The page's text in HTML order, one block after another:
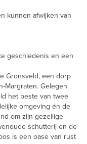
kunnen afwijken van
geschiedenis en een
Gronsveld, een dorp
Margraten. Gelegen
het beste van twee
omgeving én de
om zijn gezellige
schutterij en de
is een oase van rust